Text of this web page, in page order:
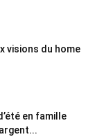
visions du home
en famille